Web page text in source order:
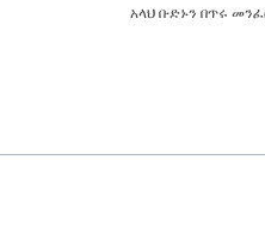
አላህ ቡድኑን በጥሩ